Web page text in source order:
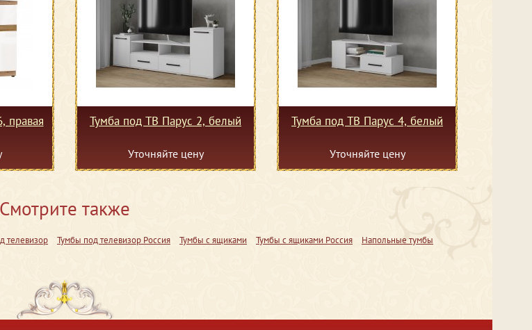
правая Тумба под ТВ Парус 2, белый
Уточняйте цену
Тумба под ТВ Парус 4, белый
Уточняйте цену
Смотрите также
телевизор Тумбы под телевизор Россия Тумбы с ящиками Тумбы с ящиками Россия
Напольные тумбы